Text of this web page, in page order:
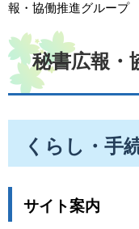
報・協働推進グループ
秘書広報・
くらし・手
サイト案内